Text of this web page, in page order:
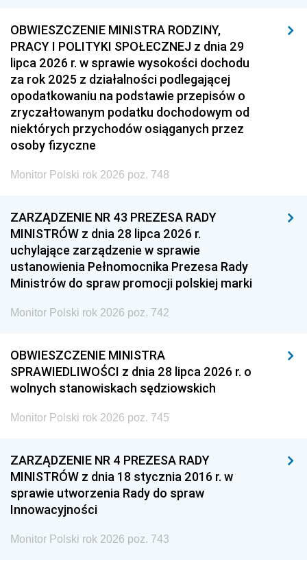
OBWIESZCZENIE MINISTRA RODZINY,
PRACY I POLITYKI SPOŁECZNEJ z dnia 29
lipca 2026 r. w sprawie wysokości dochodu
za rok 2025 z działalności podlegającej
opodatkowaniu na podstawie przepisów o
zryczałtowanym podatku dochodowym od
niektórych przychodów osiąganych przez
osoby fizyczne
Monitor Polski rok 2026 poz. 748
ZARZĄDZENIE NR 43 PREZESA RADY
MINISTRÓW z dnia 28 lipca 2026 r.
uchylające zarządzenie w sprawie
ustanowienia Pełnomocnika Prezesa Rady
Ministrów do spraw promocji polskiej marki
Monitor Polski rok 2026 poz. 742
OBWIESZCZENIE MINISTRA
SPRAWIEDLIWOŚCI z dnia 28 lipca 2026 r. o
wolnych stanowiskach sędziowskich
Monitor Polski rok 2026 poz. 745
ZARZĄDZENIE NR 4 PREZESA RADY
MINISTRÓW z dnia 18 stycznia 2016 r. w
sprawie utworzenia Rady do spraw
Innowacyjności
Monitor Polski rok 2026 poz. 743